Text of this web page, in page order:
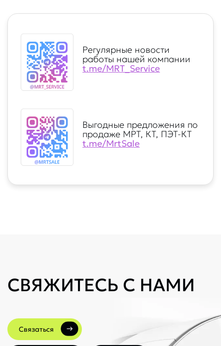
Регулярные новости
работы нашей компании
t.me/MRT_Service
Выгодные предложения по
продаже МРТ, КТ, ПЭТ-КТ
t.me/MrtSale
СВЯЖИТЕСЬ С НАМИ
Связаться